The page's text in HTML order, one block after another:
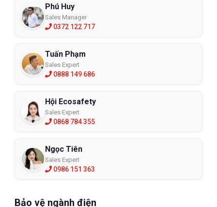
Phú Huy
Sales Manager
0372 122 717
Tuấn Phạm
Sales Expert
0888 149 686
Hội Ecosafety
Sales Expert
0868 784 355
Ngọc Tiên
Sales Expert
0986 151 363
Bảo vệ ngành điện